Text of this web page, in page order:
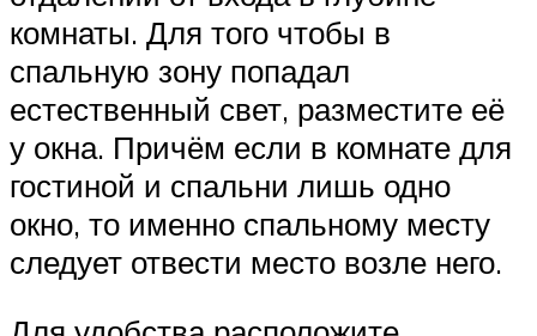
комнаты. Для того чтобы в
спальную зону попадал
естественный свет, разместите её
у окна. Причём если в комнате для
гостиной и спальни лишь одно
окно, то именно спальному месту
следует отвести место возле него.